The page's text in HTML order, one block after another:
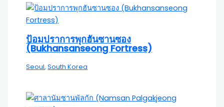
ป้อมปราการพุกฮันซานซอง
(Bukhansanseong Fortress)
Seoul,South Korea